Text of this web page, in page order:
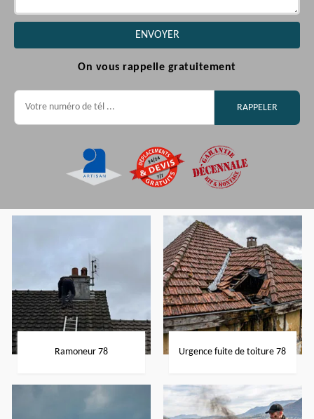
On vous rappelle gratuitement
Ramoneur 78 Urgence fuite de toiture 78